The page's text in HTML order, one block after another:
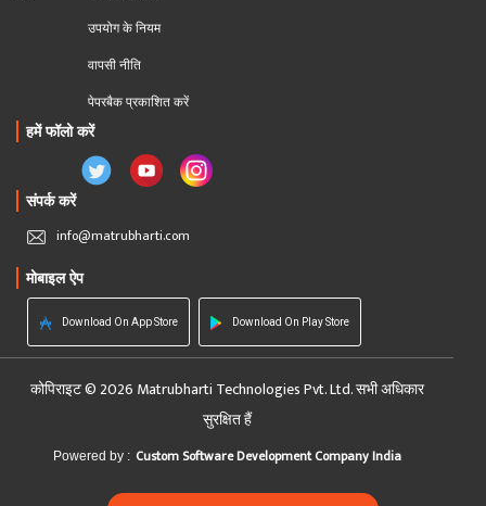
उपयोग के नियम
वापसी नीति
पेपरबैक प्रकाशित करें
हमें फॉलो करें
संपर्क करें
info@matrubharti.com
मोबाइल ऐप
Download On App Store Download On Play Store
कोपिराइट © 2026 Matrubharti Technologies Pvt. Ltd. सभी अधिकार
सुरक्षित हैं
Powered by : Custom Software Development Company India